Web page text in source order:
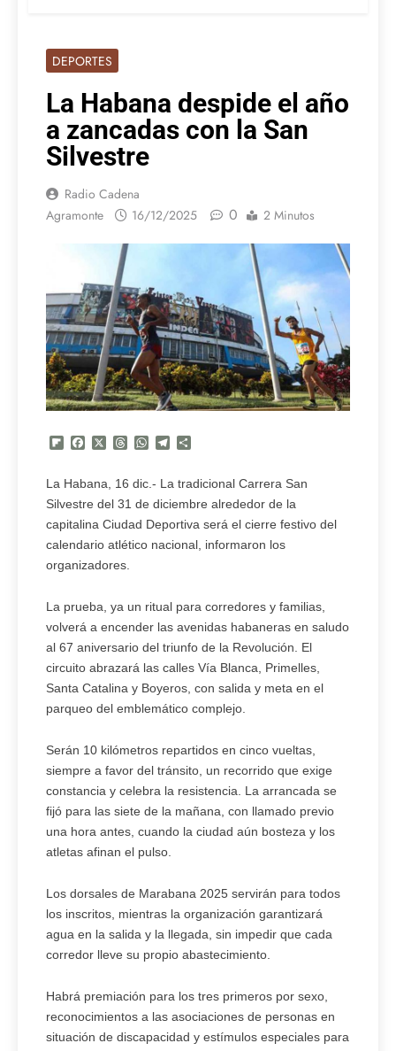
DEPORTES
La Habana despide el año
a zancadas con la San
Silvestre
Radio Cadena
Agramonte
16/12/2025 0 2 Minutos
Flipboard
FacebookThreadsWhatsApp
Telegram
La Habana, 16 dic.- La tradicional Carrera San
Silvestre del 31 de diciembre alrededor de la
capitalina Ciudad Deportiva será el cierre festivo del
calendario atlético nacional, informaron los
organizadores.
La prueba, ya un ritual para corredores y familias,
volverá a encender las avenidas habaneras en saludo
al 67 aniversario del triunfo de la Revolución. El
circuito abrazará las calles Vía Blanca, Primelles,
Santa Catalina y Boyeros, con salida y meta en el
parqueo del emblemático complejo.
Serán 10 kilómetros repartidos en cinco vueltas,
siempre a favor del tránsito, un recorrido que exige
constancia y celebra la resistencia. La arrancada se
fijó para las siete de la mañana, con llamado previo
una hora antes, cuando la ciudad aún bosteza y los
atletas afinan el pulso.
Los dorsales de Marabana 2025 servirán para todos
los inscritos, mientras la organización garantizará
agua en la salida y la llegada, sin impedir que cada
corredor lleve su propio abastecimiento.
Habrá premiación para los tres primeros por sexo,
reconocimientos a las asociaciones de personas en
situación de discapacidad y estímulos especiales para